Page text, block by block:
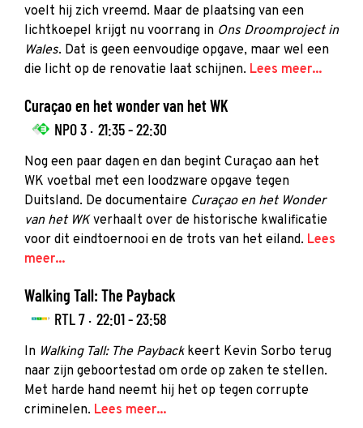
voelt hij zich vreemd. Maar de plaatsing van een
lichtkoepel krijgt nu voorrang in Ons Droomproject in
Wales. Dat is geen eenvoudige opgave, maar wel een
die licht op de renovatie laat schijnen. Lees meer...
Curaçao en het wonder van het WK
NPO 3 · 21:35 - 22:30
Nog een paar dagen en dan begint Curaçao aan het
WK voetbal met een loodzware opgave tegen
Duitsland. De documentaire Curaçao en het Wonder
van het WKverhaalt over de historische kwalificatie
voor dit eindtoernooi en de trots van het eiland. Lees
meer...
Walking Tall: The Payback
RTL 7 · 22:01 - 23:58
In Walking Tall: The Paybackkeert Kevin Sorbo terug
naar zijn geboortestad om orde op zaken te stellen.
Met harde hand neemt hij het op tegen corrupte
criminelen. Lees meer...